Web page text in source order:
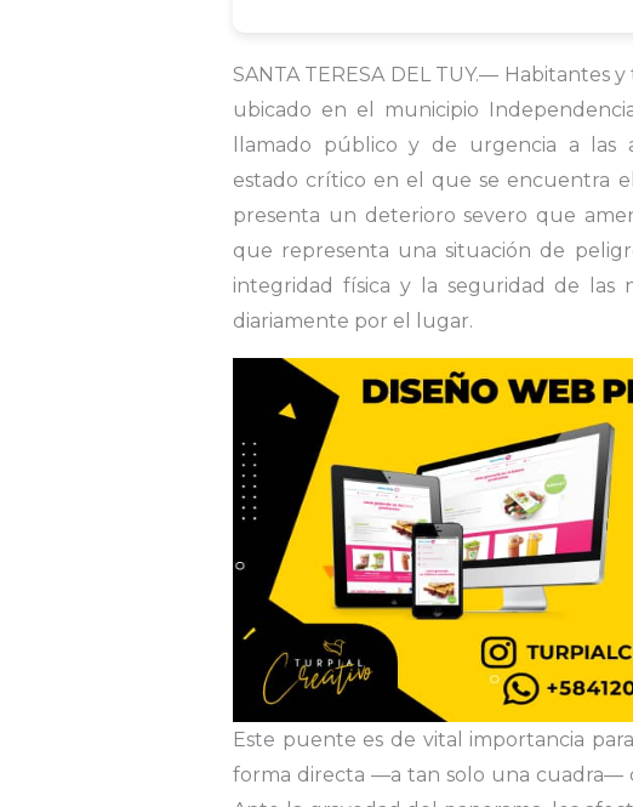
SANTA TERESA DEL TUY.— Habitantes
ubicado en el municipio
llamado público y de urgencia a las
estado crítico en el que se encuentra
presenta un deterioro severo que
que representa una situación de
integridad física y la seguridad de las
diariamente por el lugar.
Este puente es de vital importancia
forma directa —a tan solo una cuadra—